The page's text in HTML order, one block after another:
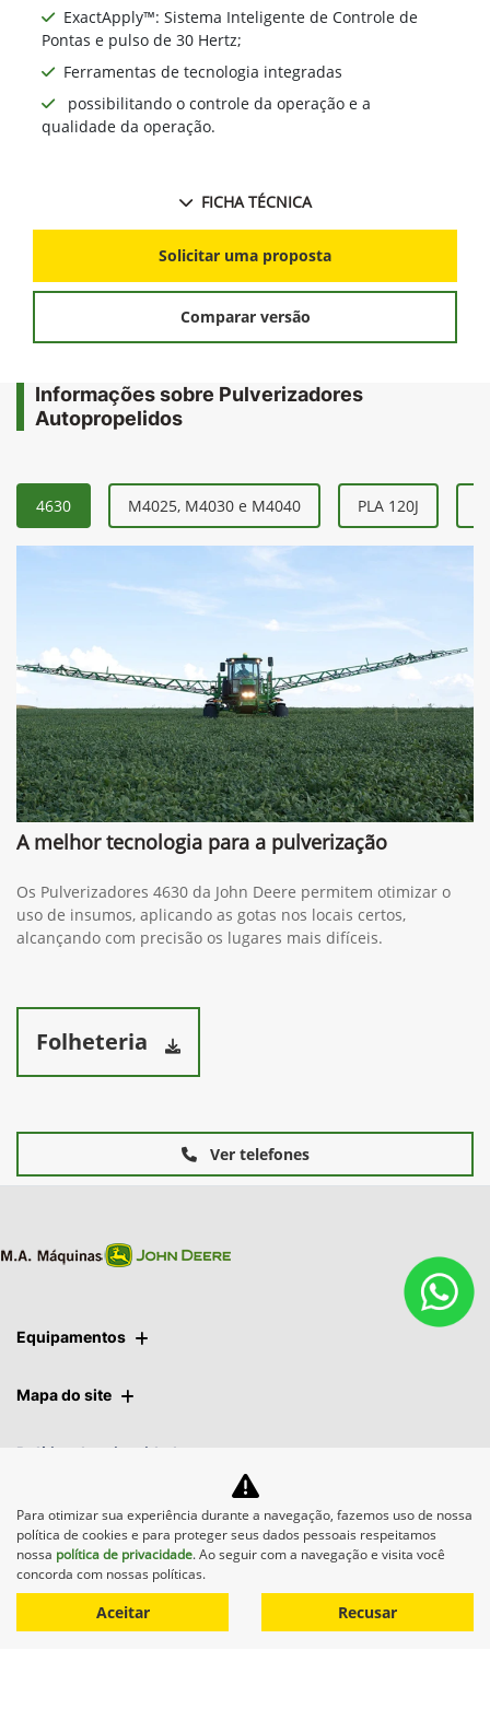
ExactApply™: Sistema Inteligente de Controle de
Pontas e pulso de 30 Hertz;
Ferramentas de tecnologia integradas
possibilitando o controle da operação e a
qualidade da operação.
FICHA TÉCNICA
Solicitar uma proposta
Comparar versão
Informações sobre Pulverizadores
Autopropelidos
4630 M4025, M4030 e M4040 PLA 120J
A melhor tecnologia para a pulverização
Os Pulverizadores 4630 da John Deere permitem otimizar o
uso de insumos, aplicando as gotas nos locais certos,
alcançando com precisão os lugares mais difíceis.
Folheteria
Ver telefones
Equipamentos
Mapa do site
Política de privacidade
M.A. Máquinas
CNPJ: 01.092.817/0014-14
Para otimizar sua experiência durante a navegação, fazemos uso de nossa
política de cookies e para proteger seus dados pessoais respeitamos
nossa política de privacidade. Ao seguir com a navegação e visita você
concorda com nossas políticas.
Aceitar Recusar